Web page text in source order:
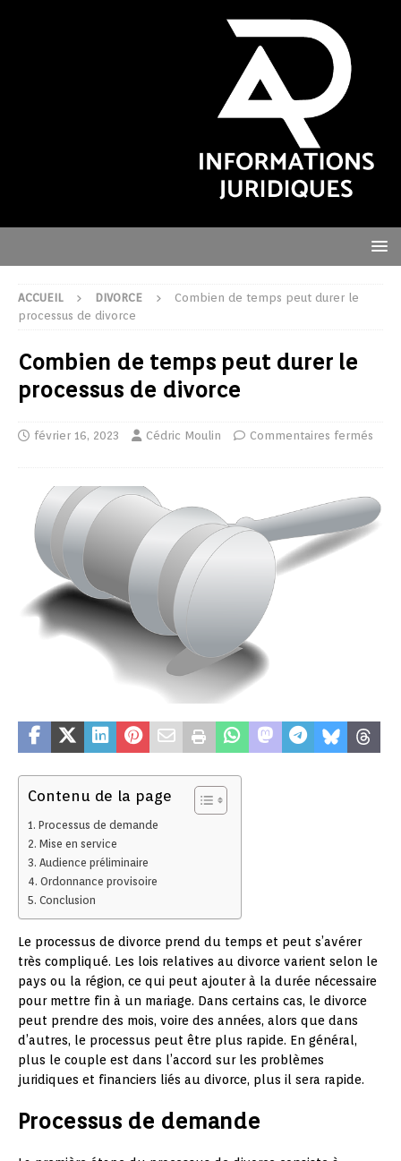
ACCUEIL DIVORCE
Combien de temps peut durer le
processus de divorce
Combien de temps peut durer le
processus de divorce
février 16, 2023 Cédric Moulin Commentaires fermés
Contenu de la page
Processus de demande
Mise en service
Audience préliminaire
Ordonnance provisoire
Conclusion
Le processus de divorce prend du temps et peut s’avérer
très compliqué. Les lois relatives au divorce varient selon le
pays ou la région, ce qui peut ajouter à la durée nécessaire
pour mettre fin à un mariage. Dans certains cas, le divorce
peut prendre des mois, voire des années, alors que dans
d’autres, le processus peut être plus rapide. En général,
plus le couple est dans l’accord sur les problèmes
juridiques et financiers liés au divorce, plus il sera rapide.
Processus de demande